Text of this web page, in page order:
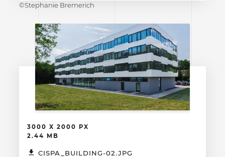
©Stephanie Bremerich
3000 X 2000 PX
2.44 MB
CISPA_BUILDING-02.JPG